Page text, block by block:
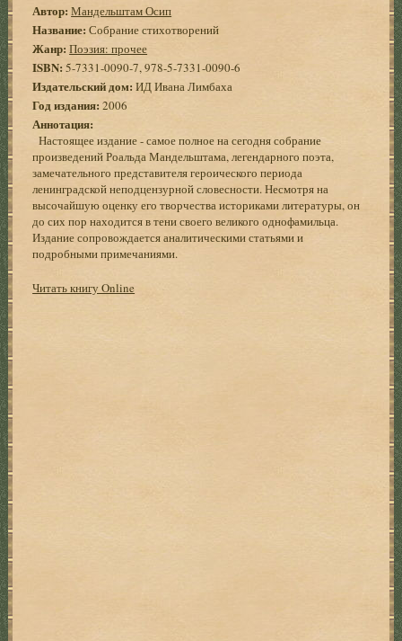
Автор: Мандельштам Осип
Название: Собрание стихотворений
Жанр: Поэзия: прочее
ISBN: 5-7331-0090-7, 978-5-7331-0090-6
Издательский дом: ИД Ивана Лимбаха
Год издания: 2006
Аннотация:
Настоящее издание - самое полное на сегодня собрание
произведений Роальда Мандельштама, легендарного поэта,
замечательного представителя героического периода
ленинградской неподцензурной словесности. Несмотря на
высочайшую оценку его творчества историками литературы, он
до сих пор находится в тени своего великого однофамильца.
Издание сопровождается аналитическими статьями и
подробными примечаниями.
Читать книгу Online